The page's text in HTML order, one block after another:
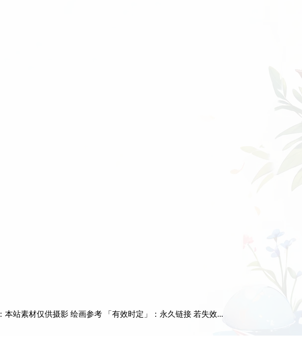
站素材仅供摄影 绘画参考 「有效时定」：永久链接 若失效...